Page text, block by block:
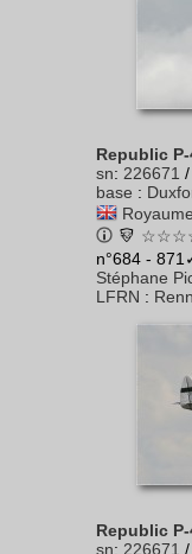
Republic
sn: 226671 /
base :
n°684 -
Stéphane
LFRN :
Republic
sn: 226671 /